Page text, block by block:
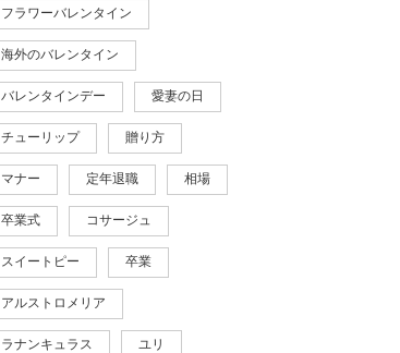
フラワーバレンタイン
海外のバレンタイン
バレンタインデー 愛妻の日
チューリップ 贈り方
マナー 定年退職 相場
卒業式 コサージュ
スイートピー 卒業
アルストロメリア
ラナンキュラス ユリ